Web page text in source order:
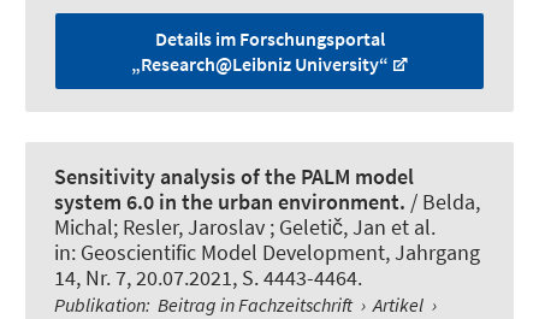
Details im Forschungsportal
„Research@Leibniz University“
Sensitivity analysis of the PALM model
system 6.0 in the urban environment. / Belda,
Michal; Resler, Jaroslav ; Geletič, Jan et al.
in: Geoscientific Model Development, Jahrgang
14, Nr. 7, 20.07.2021, S. 4443-4464.
Publikation: Beitrag in Fachzeitschrift › Artikel ›